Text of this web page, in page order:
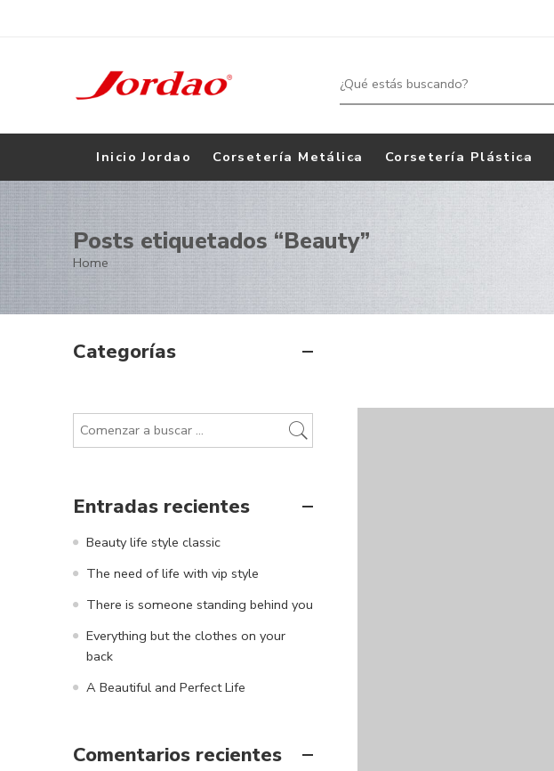
Inicio Jordao Corsetería Metálica Corsetería Plástica
Posts etiquetados “Beauty”
Home
Categorías
Entradas recientes
Beauty life style classic
The need of life with vip style
There is someone standing behind you
Everything but the clothes on your
back
A Beautiful and Perfect Life
Comentarios recientes